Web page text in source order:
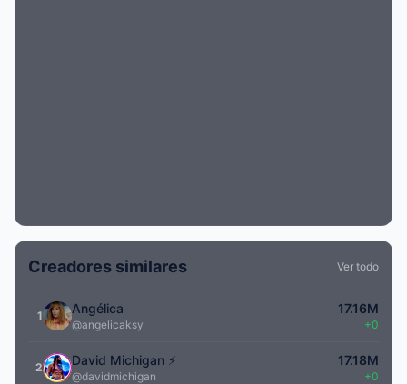
Creadores similares Ver todo
1 Angélica
@angelicaksy
17.16M
+0
2 David Michigan ⚡️
@davidmichigan
17.18M
+0